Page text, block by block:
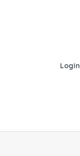
Login